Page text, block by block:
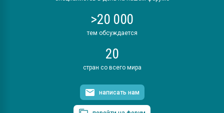
>20 000
тем обсуждается
20
стран со всего мира
написать нам